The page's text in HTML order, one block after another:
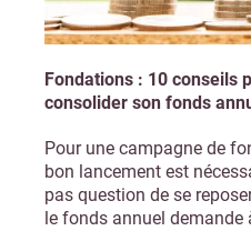
Fondations : 10 conseils
consolider son fonds
Pour une campagne de
bon lancement est
pas question de se
le fonds annuel demande
Recevoir